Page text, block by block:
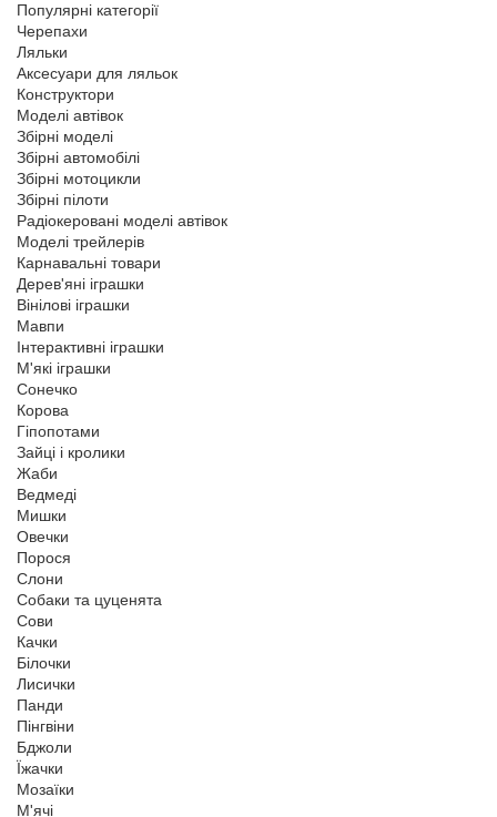
Популярні категорії
Черепахи
Ляльки
Аксесуари для ляльок
Конструктори
Моделі автівок
Збірні моделі
Збірні автомобілі
Збірні мотоцикли
Збірні пілоти
Радіокеровані моделі автівок
Моделі трейлерів
Карнавальні товари
Дерев'яні іграшки
Вінілові іграшки
Мавпи
Інтерактивні іграшки
М'які іграшки
Сонечко
Корова
Гіпопотами
Зайці і кролики
Жаби
Ведмеді
Мишки
Овечки
Порося
Слони
Собаки та цуценята
Сови
Качки
Білочки
Лисички
Панди
Пінгвіни
Бджоли
Їжачки
Мозаїки
М'ячі